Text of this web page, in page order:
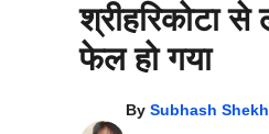
श्रीहरिकोटा
फेल हो गया
By Subhash